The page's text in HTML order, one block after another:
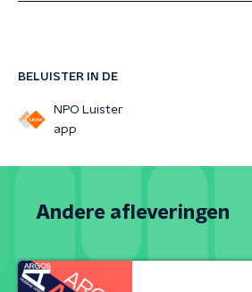
BELUISTER IN DE
NPO Luister
app
Andere afleveringen